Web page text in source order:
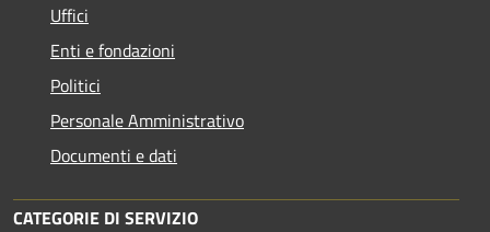
Uffici
Enti e fondazioni
Politici
Personale Amministrativo
Documenti e dati
CATEGORIE DI SERVIZIO